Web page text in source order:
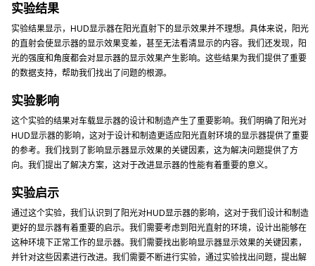
实验结果
实验结果显示，HUD显示器在阳光直射下的显示效果并不理想。具体来说，阳光
的直射会使显示器的显示效果变差，甚至无法看清显示的内容。我们还发现，阳
光的强度和角度都会对显示器的显示效果产生影响。这些结果为我们提供了重要
的数据支持，帮助我们找出了问题的根源。
实验影响
这个实验的结果对车载显示器的设计和制造产生了重要影响。我们明确了阳光对
HUD显示器的影响，这对于设计和制造更适应阳光直射环境的显示器提供了重要
的参考。我们找到了影响显示器显示效果的关键因素，这为解决问题提供了方
向。我们提出了解决方案，这对于改进显示器的性能有着重要的意义。
实验启示
通过这个实验，我们认识到了阳光对HUD显示器的影响，这对于我们设计和制造
更好的显示器有着重要的启示。我们需要考虑到阳光直射的环境，设计出能够在
这种环境下正常工作的显示器。我们需要找出影响显示器显示效果的关键因素，
并针对这些因素进行改进。我们需要不断进行实验，通过实验找出问题，提出解